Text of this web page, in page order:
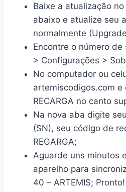
Baixe a atualização
abaixo e atualize seu
normalmente
Encontre o número de
> Configurações >
No computador ou
artemiscodigos.com e
RECARGA no canto
Na nova aba digite
(SN), seu código de
REGARGA;
Aguarde uns minutos
aparelho para
40 – ARTEMIS; Pronto!